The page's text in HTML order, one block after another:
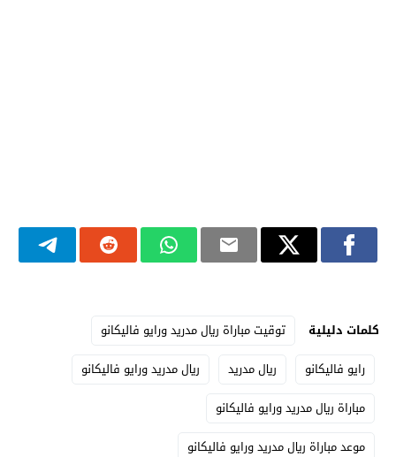
كلمات دليلية
توقيت مباراة ريال مدريد ورايو فاليكانو
رايو فاليكانو
ريال مدريد
ريال مدريد ورايو فاليكانو
مباراة ريال مدريد ورايو فاليكانو
موعد مباراة ريال مدريد ورايو فاليكانو